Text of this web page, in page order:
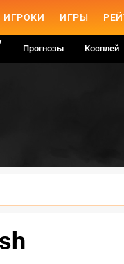
ИГРЫ
Прогнозы Косплей